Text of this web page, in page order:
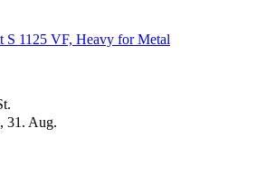
S 1125 VF, Heavy for Metal
31. Aug.